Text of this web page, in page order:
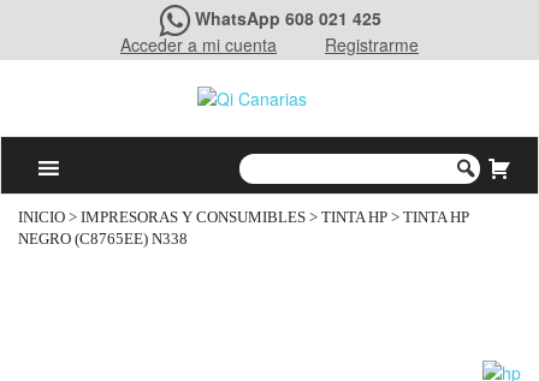
WhatsApp 608 021 425
Acceder a mi cuenta
Registrarme
INICIO > IMPRESORAS Y CONSUMIBLES > TINTA HP > TINTA HP
NEGRO (C8765EE) N338